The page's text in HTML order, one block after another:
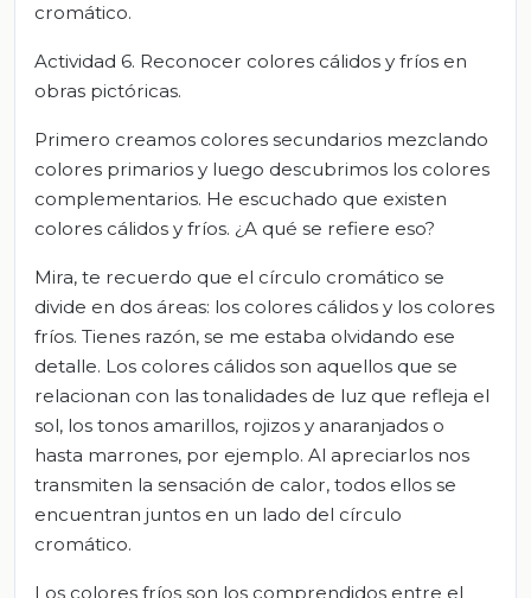
cromático.
Actividad 6. Reconocer colores cálidos y fríos en
obras pictóricas.
Primero creamos colores secundarios mezclando
colores primarios y luego descubrimos los colores
complementarios. He escuchado que existen
colores cálidos y fríos. ¿A qué se refiere eso?
Mira, te recuerdo que el círculo cromático se
divide en dos áreas: los colores cálidos y los colores
fríos. Tienes razón, se me estaba olvidando ese
detalle. Los colores cálidos son aquellos que se
relacionan con las tonalidades de luz que refleja el
sol, los tonos amarillos, rojizos y anaranjados o
hasta marrones, por ejemplo. Al apreciarlos nos
transmiten la sensación de calor, todos ellos se
encuentran juntos en un lado del círculo
cromático.
Los colores fríos son los comprendidos entre el